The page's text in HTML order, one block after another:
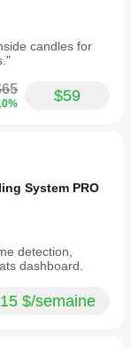
candles for
$59
System PRO
detection,
dashboard.
$/semaine